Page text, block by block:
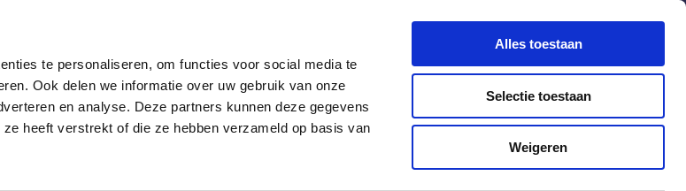
te personaliseren, om functies voor social media te
Ook delen we informatie over uw gebruik van onze
en analyse. Deze partners kunnen deze gegevens
heeft verstrekt of die ze hebben verzameld op basis van
Alles toestaan
Selectie toestaan
Weigeren
aanmelden helpdesk webportaal
Over ons Informatie